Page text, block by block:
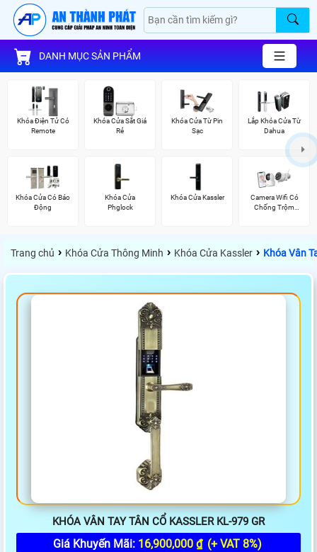
DANH MỤC SẢN PHẨM
Khóa Điện Tử Có
Remote
Khóa Cửa Sắt Giá
Rẻ
Khóa Cửa Từ Pin
Sạc
Lắp Khóa Cửa Từ
Dahua
Khóa Cửa Có Báo
Động
Khóa Cửa
Phglock
Khóa Cửa Kassler
Camera Wifi Có
Chống Trộm
Trang chủ › Khóa Cửa Thông Minh › Khóa Cửa Kassler › Khóa Vân
KHÓA VÂN TAY TÂN CỔ KASSLER KL-979 GR
Giá Khuyến Mãi: 16,900,000 ₫ (+ VAT 8%)